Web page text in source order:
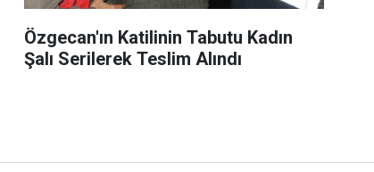
Özgecan'ın Katilinin Tabutu Kadın
Şalı Serilerek Teslim Alındı